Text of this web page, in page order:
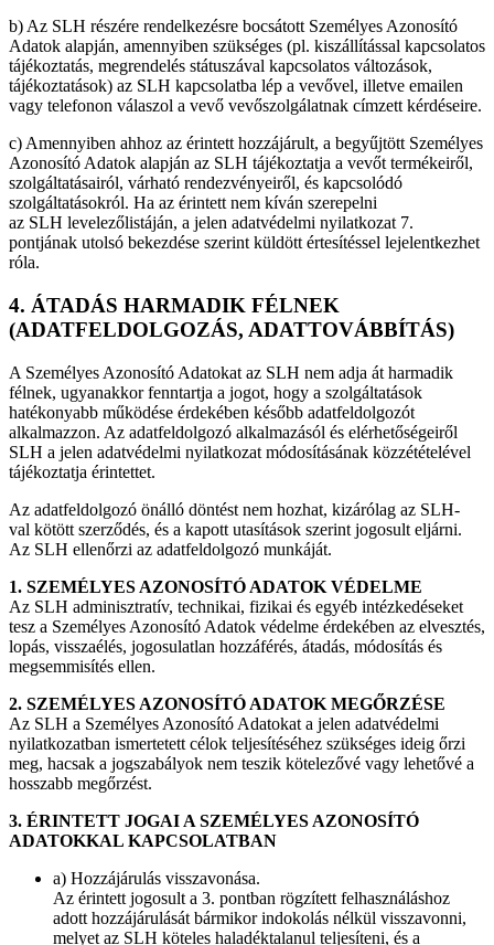
b) Az SLH részére rendelkezésre bocsátott Személyes Azonosító
Adatok alapján, amennyiben szükséges (pl. kiszállítással kapcsolatos
tájékoztatás, megrendelés státuszával kapcsolatos változások,
tájékoztatások) az SLH kapcsolatba lép a vevővel, illetve emailen
vagy telefonon válaszol a vevő vevőszolgálatnak címzett kérdéseire.
c) Amennyiben ahhoz az érintett hozzájárult, a begyűjtött Személyes
Azonosító Adatok alapján az SLH tájékoztatja a vevőt termékeiről,
szolgáltatásairól, várható rendezvényeiről, és kapcsolódó
szolgáltatásokról. Ha az érintett nem kíván szerepelni
az SLH levelezőlistáján, a jelen adatvédelmi nyilatkozat 7.
pontjának utolsó bekezdése szerint küldött értesítéssel lejelentkezhet
róla.
4. ÁTADÁS HARMADIK FÉLNEK
(ADATFELDOLGOZÁS, ADATTOVÁBBÍTÁS)
A Személyes Azonosító Adatokat az SLH nem adja át harmadik
félnek, ugyanakkor fenntartja a jogot, hogy a szolgáltatások
hatékonyabb működése érdekében később adatfeldolgozót
alkalmazzon. Az adatfeldolgozó alkalmazásól és elérhetőségeiről
SLH a jelen adatvédelmi nyilatkozat módosításának közzétételével
tájékoztatja érintettet.
Az adatfeldolgozó önálló döntést nem hozhat, kizárólag az SLH-
val kötött szerződés, és a kapott utasítások szerint jogosult eljárni.
Az SLH ellenőrzi az adatfeldolgozó munkáját.
1. SZEMÉLYES AZONOSÍTÓ ADATOK VÉDELME
Az SLH adminisztratív, technikai, fizikai és egyéb intézkedéseket
tesz a Személyes Azonosító Adatok védelme érdekében az elvesztés,
lopás, visszaélés, jogosulatlan hozzáférés, átadás, módosítás és
megsemmisítés ellen.
2. SZEMÉLYES AZONOSÍTÓ ADATOK MEGŐRZÉSE
Az SLH a Személyes Azonosító Adatokat a jelen adatvédelmi
nyilatkozatban ismertetett célok teljesítéséhez szükséges ideig őrzi
meg, hacsak a jogszabályok nem teszik kötelezővé vagy lehetővé a
hosszabb megőrzést.
3. ÉRINTETT JOGAI A SZEMÉLYES AZONOSÍTÓ
ADATOKKAL KAPCSOLATBAN
a) Hozzájárulás visszavonása.
Az érintett jogosult a 3. pontban rögzített felhasználáshoz
adott hozzájárulását bármikor indokolás nélkül visszavonni,
melyet az SLH köteles haladéktalanul teljesíteni, és a